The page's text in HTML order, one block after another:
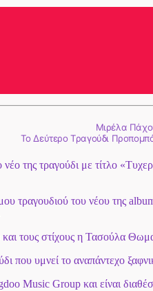
Μιρέλα
To Δεύτερο Τραγούδι
της τραγούδι με τίτλο
τραγουδιού του νέου της
τους στίχους η Τασούλα
που υμνεί το αναπάντεχο
Music Group και είναι